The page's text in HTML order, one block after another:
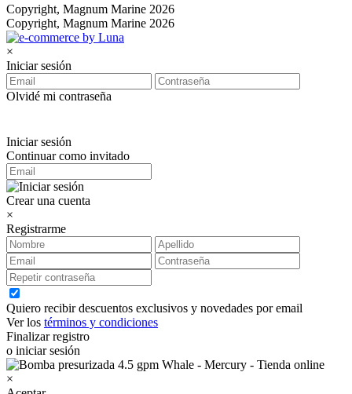
Copyright, Magnum Marine 2026
Copyright, Magnum Marine 2026
×
Iniciar sesión
Olvidé mi contraseña
Iniciar sesión
Continuar como invitado
Crear una cuenta
×
Registrarme
Quiero recibir descuentos exclusivos y novedades por email
Ver los términos y condiciones
Finalizar registro
o iniciar sesión
×